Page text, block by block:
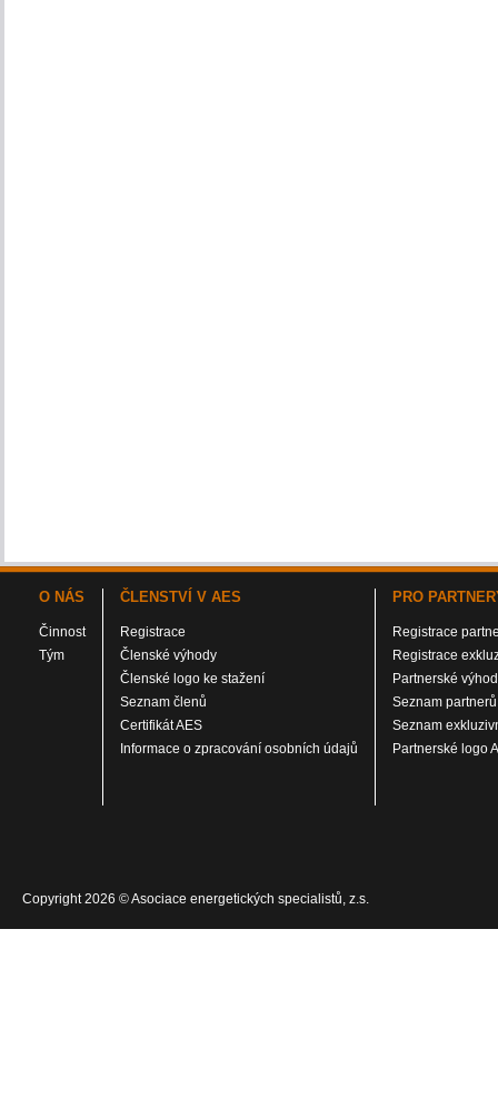
O NÁS
Činnost
Tým
ČLENSTVÍ V AES
Registrace
Členské výhody
Členské logo ke stažení
Seznam členů
Certifikát AES
Informace o zpracování osobních údajů
PRO
Registrace
Registrace
Partnerské
Seznam partnerů
Seznam
Partnerské logo
Copyright 2026 © Asociace energetických specialistů, z.s.